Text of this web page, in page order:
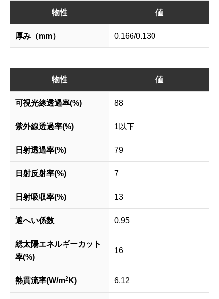
物性 値
厚み（mm） 0.166/0.130
物性 値
可視光線透過率(%) 88
紫外線透過率(%) 1以下
日射透過率(%) 79
日射反射率(%) 7
日射吸収率(%) 13
遮へい係数 0.95
総太陽エネルギーカット
率(%)
16
熱貫流率(W/m2 K) 6.12